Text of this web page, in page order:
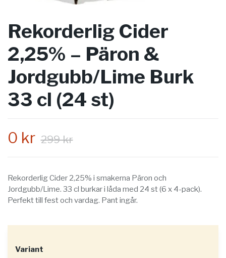
Rekorderlig Cider
2,25% – Päron &
Jordgubb/Lime Burk
33 cl (24 st)
0 kr 299 kr
Rekorderlig Cider 2,25% i smakerna Päron och
Jordgubb/Lime. 33 cl burkar i låda med 24 st (6 x 4-pack).
Perfekt till fest och vardag. Pant ingår.
Variant